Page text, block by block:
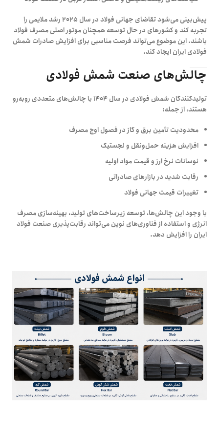
پیش‌بینی می‌شود تقاضای جهانی فولاد در سال ۲۰۲۵ رشد ملایمی را
تجربه کند و کشورهای در حال توسعه همچنان موتور اصلی مصرف فولاد
باشند. این موضوع می‌تواند فرصت مناسبی برای افزایش صادرات شمش
فولادی ایران ایجاد کند.
چالش‌های صنعت شمش فولادی
تولیدکنندگان شمش فولادی در سال ۱۴۰۴ با چالش‌های متعددی روبه‌رو
هستند، از جمله:
محدودیت تأمین برق و گاز در فصول اوج مصرف
افزایش هزینه حمل‌ونقل و لجستیک
نوسانات نرخ ارز و قیمت مواد اولیه
رقابت شدید در بازارهای صادراتی
تغییرات قیمت جهانی فولاد
با وجود این چالش‌ها، توسعه زیرساخت‌های تولید، بهینه‌سازی مصرف
انرژی و استفاده از فناوری‌های نوین می‌تواند رقابت‌پذیری صنعت فولاد
ایران را افزایش دهد.